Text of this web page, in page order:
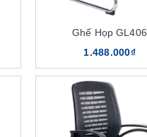
Ghế Họp GL406
1.488.000₫